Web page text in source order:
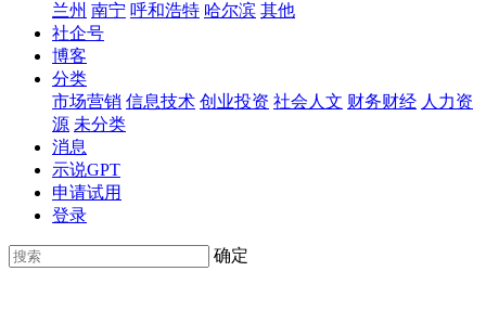
兰州 南宁 呼和浩特 哈尔滨 其他
社企号
博客
分类
市场营销 信息技术 创业投资 社会人文 财务财经 人力资
源 未分类
消息
示说GPT
申请试用
登录
确定